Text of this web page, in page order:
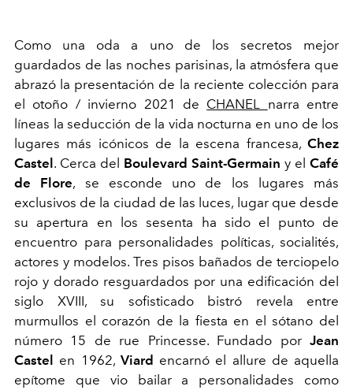
Como una oda a uno de los secretos mejor
guardados de las noches parisinas, la atmósfera que
abrazó la presentación de la reciente colección para
el otoño / invierno 2021 de CHANEL narra entre
líneas la seducción de la vida nocturna en uno de los
lugares más icónicos de la escena francesa, Chez
Castel. Cerca del Boulevard Saint-Germain y el Café
de Flore, se esconde uno de los lugares más
exclusivos de la ciudad de las luces, lugar que desde
su apertura en los sesenta ha sido el punto de
encuentro para personalidades políticas, socialités,
actores y modelos. Tres pisos bañados de terciopelo
rojo y dorado resguardados por una edificación del
siglo XVIII, su sofisticado bistró revela entre
murmullos el corazón de la fiesta en el sótano del
número 15 de rue Princesse. Fundado por Jean
Castel en 1962, Viard encarnó el allure de aquella
epítome que vio bailar a personalidades como